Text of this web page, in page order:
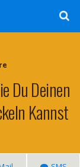
Du Deinen
Kannst